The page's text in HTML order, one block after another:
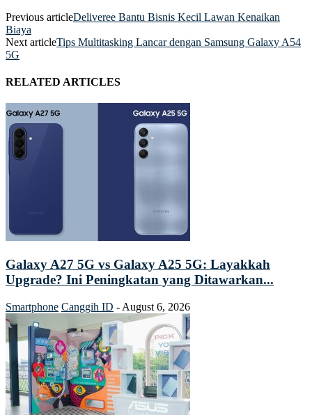
Previous articleDeliveree Bantu Bisnis Kecil Lawan Kenaikan
Biaya
Next articleTips Multitasking Lancar dengan Samsung Galaxy A54
5G
RELATED ARTICLES
Galaxy A27 5G vs Galaxy A25 5G: Layakkah
Upgrade? Ini Peningkatan yang Ditawarkan...
Smartphone Canggih ID - August 6, 2026